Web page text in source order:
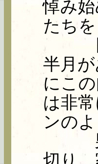
悼み
たち
日本
半月
にこ
は非
ンの
男た
切り